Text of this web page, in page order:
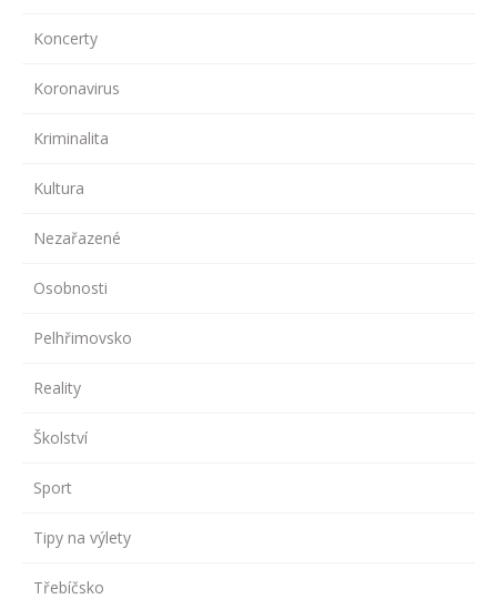
Koncerty
Koronavirus
Kriminalita
Kultura
Nezařazené
Osobnosti
Pelhřimovsko
Reality
Školství
Sport
Tipy na výlety
Třebíčsko